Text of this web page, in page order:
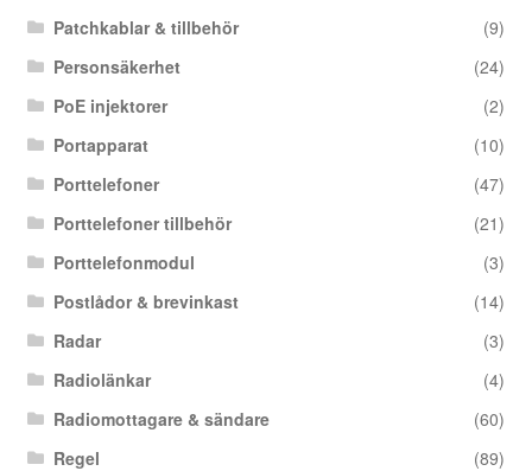
Patchkablar & tillbehör
(9)
Personsäkerhet
(24)
PoE injektorer
(2)
Portapparat
(10)
Porttelefoner
(47)
Porttelefoner tillbehör
(21)
Porttelefonmodul
(3)
Postlådor & brevinkast
(14)
Radar
(3)
Radiolänkar
(4)
Radiomottagare & sändare
(60)
Regel
(89)